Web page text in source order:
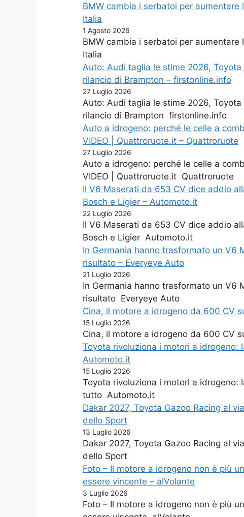
BMW cambia i serbatoi per aumentare
Italia
1 Agosto 2026
BMW cambia i serbatoi per aumentare
Italia
Auto: Audi taglia le stime 2026,
rilancio di Brampton – firstonline.info
27 Luglio 2026
Auto: Audi taglia le stime 2026,
rilancio di Brampton firstonline.info
Auto a idrogeno: perché le celle a
VIDEO | Quattroruote.it – Quattroruote
27 Luglio 2026
Auto a idrogeno: perché le celle a
VIDEO | Quattroruote.it Quattroruote
Il V6 Maserati da 653 CV dice addio
Bosch e Ligier – Automoto.it
22 Luglio 2026
Il V6 Maserati da 653 CV dice addio
Bosch e Ligier Automoto.it
In Germania hanno trasformato un V6
risultato – Everyeye Auto
21 Luglio 2026
In Germania hanno trasformato un V6
risultato Everyeye Auto
Cina, il motore a idrogeno da 600 CV
15 Luglio 2026
Cina, il motore a idrogeno da 600 CV
Toyota rivoluziona i motori a
Automoto.it
15 Luglio 2026
Toyota rivoluziona i motori a idrogeno:
tutto Automoto.it
Dakar 2027, Toyota Gazoo Racing al
dello Sport
13 Luglio 2026
Dakar 2027, Toyota Gazoo Racing al
dello Sport
Foto – Il motore a idrogeno non è più
essere vincente – alVolante
3 Luglio 2026
Foto – Il motore a idrogeno non è più